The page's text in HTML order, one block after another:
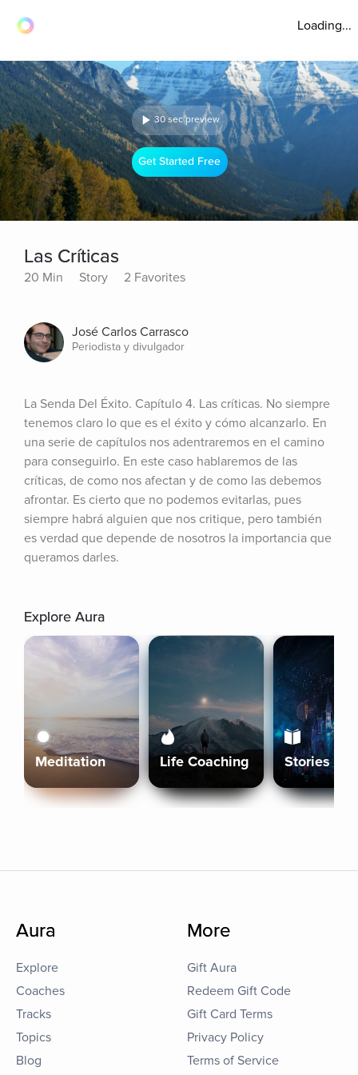
Loading...
30 sec preview
Get Started Free
Las Críticas
20 Min Story 2 Favorites
José Carlos Carrasco
Periodista y divulgador
La Senda Del Éxito. Capítulo 4. Las críticas. No siempre
tenemos claro lo que es el éxito y cómo alcanzarlo. En
una serie de capítulos nos adentraremos en el camino
para conseguirlo. En este caso hablaremos de las
críticas, de como nos afectan y de como las debemos
afrontar. Es cierto que no podemos evitarlas, pues
siempre habrá alguien que nos critique, pero también
es verdad que depende de nosotros la importancia que
queramos darles.
Explore Aura
Meditation Life Coaching Stories
Aura
Explore
Coaches
Tracks
Topics
Blog
More
Gift Aura
Redeem Gift Code
Gift Card Terms
Privacy Policy
Terms of Service